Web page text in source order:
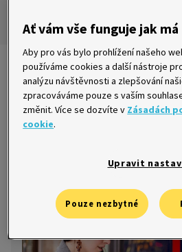
Pravidla soutěží
Nejnovější články
dovolenou s kreditní
Ať vám vše funguje jak má
Aby pro vás bylo prohlížení našeho
používáme cookies a další nástroje
analýzu návštěvnosti a zlepšování
zpracováváme pouze s vaším
změnit. Více se dozvíte v Zásadách
cookie.
Upravit
Pouze nezbytné